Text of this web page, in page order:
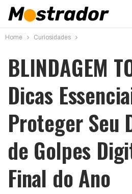
Home Curiosidades
BLINDAGEM
Dicas
Proteger Seu
de Golpes
Final do Ano